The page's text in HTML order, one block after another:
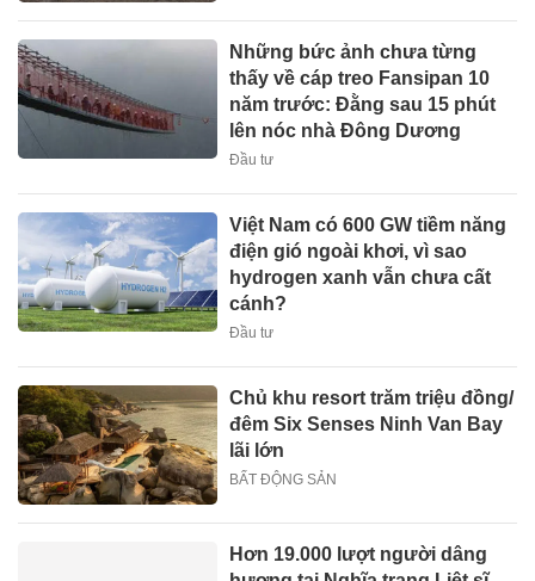
Những bức ảnh chưa từng
thấy về cáp treo Fansipan 10
năm trước: Đằng sau 15 phút
lên nóc nhà Đông Dương
Đầu tư
Việt Nam có 600 GW tiềm năng
điện gió ngoài khơi, vì sao
hydrogen xanh vẫn chưa cất
cánh?
Đầu tư
Chủ khu resort trăm triệu đồng/
đêm Six Senses Ninh Van Bay
lãi lớn
BẤT ĐỘNG SẢN
Hơn 19.000 lượt người dâng